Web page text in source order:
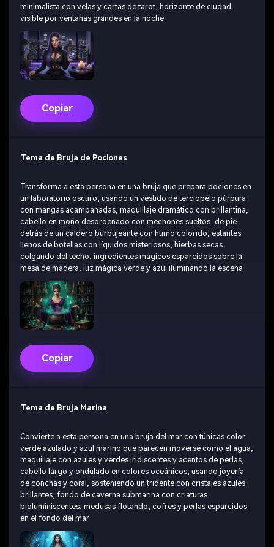
minimalista con velas y cartas de tarot, horizonte de ciudad
visible por ventanas grandes en la noche
Copiar
Tema de Bruja de Pociones
Transforma a esta persona en una bruja que prepara pociones en
un laboratorio oscuro, usando un vestido de terciopelo púrpura
con mangas acampanadas, maquillaje dramático con brillantina,
cabello en moño desordenado con mechones sueltos, de pie
detrás de un caldero burbujeante con humo colorido, estantes
llenos de botellas con líquidos misteriosos, hierbas secas
colgando del techo, ingredientes mágicos esparcidos sobre la
mesa de madera, luz mágica verde y azul iluminando la escena
Copiar
Tema de Bruja Marina
Convierte a esta persona en una bruja del mar con túnicas color
verde azulado y azul marino que parecen moverse como el agua,
maquillaje con azules y verdes iridiscentes y acentos de perlas,
cabello largo y ondulado en colores oceánicos, usando joyería
de conchas y coral, sosteniendo un tridente con cristales azules
brillantes, fondo de caverna submarina con criaturas
bioluminiscentes, medusas flotando, cofres y perlas esparcidos
en el fondo del mar
Crea imágenes IA
ilimitadas. 100 %